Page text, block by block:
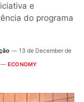
e
do programa
13 de December de
ECONOMY